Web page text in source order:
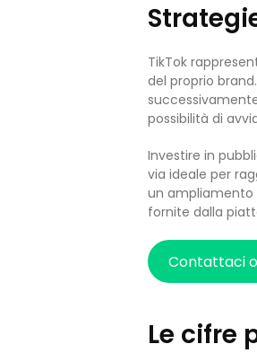
TikTok
del proprio
possibilità di
Investire in
via ideale per
un ampliamento
fornite dalla
Contattaci
Le cifre